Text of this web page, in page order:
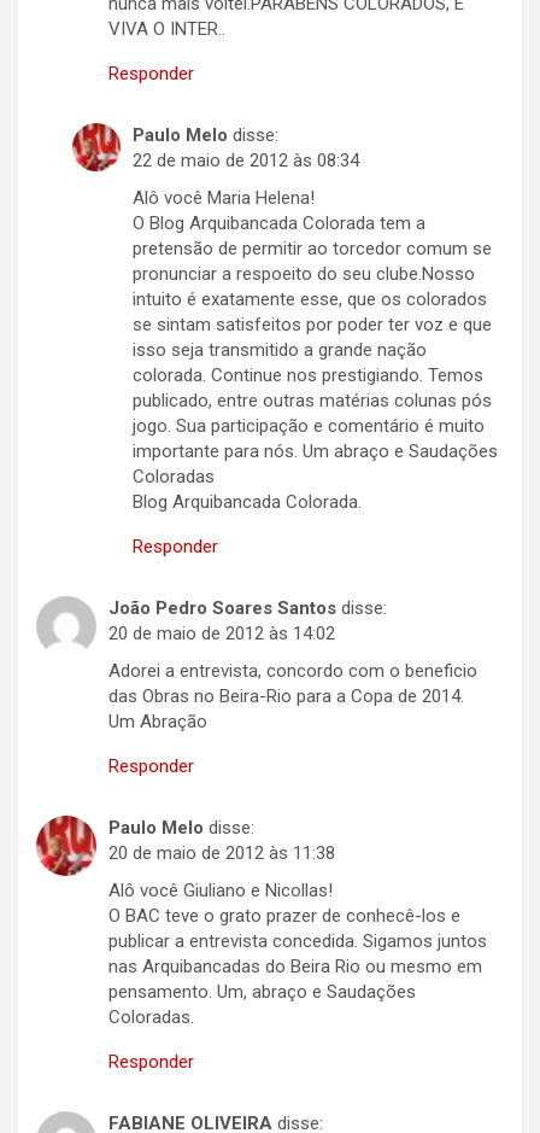
VIVA O INTER..
Responder
Paulo Melo disse:
22 de maio de 2012 às 08:34
Alô você Maria Helena!
O Blog Arquibancada Colorada tem a
pretensão de permitir ao torcedor comum se
pronunciar a respoeito do seu clube.Nosso
intuito é exatamente esse, que os colorados
se sintam satisfeitos por poder ter voz e que
isso seja transmitido a grande nação
colorada. Continue nos prestigiando. Temos
publicado, entre outras matérias colunas pós
jogo. Sua participação e comentário é muito
importante para nós. Um abraço e Saudações
Coloradas
Blog Arquibancada Colorada.
Responder
João Pedro Soares Santos disse:
20 de maio de 2012 às 14:02
Adorei a entrevista, concordo com o beneficio
das Obras no Beira-Rio para a Copa de 2014.
Um Abração
Responder
Paulo Melo disse:
20 de maio de 2012 às 11:38
Alô você Giuliano e Nicollas!
O BAC teve o grato prazer de conhecê-los e
publicar a entrevista concedida. Sigamos juntos
nas Arquibancadas do Beira Rio ou mesmo em
pensamento. Um, abraço e Saudações
Coloradas.
Responder
FABIANE OLIVEIRA disse: